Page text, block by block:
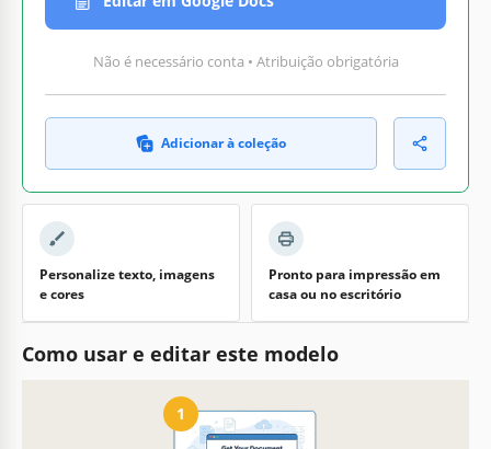
Não é necessário conta • Atribuição obrigatória
Adicionar à coleção
Personalize texto, imagens
e cores
Pronto para impressão em
casa ou no escritório
Como usar e editar este modelo
1